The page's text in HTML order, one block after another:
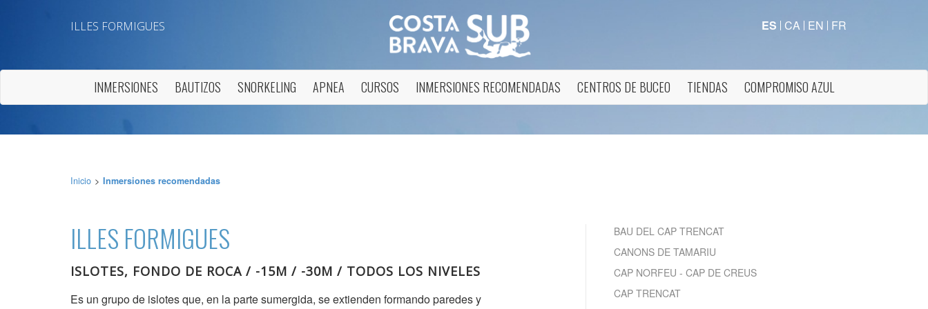
ILLES FORMIGUES ES CA EN FR
INMERSIONES BAUTIZOS SNORKELING APNEA CURSOS INMERSIONES RECOMENDADAS CENTROS DE BUCEO TIENDAS COMPROMISO AZUL
Inicio Inmersiones recomendadas
ILLES FORMIGUES
ISLOTES, FONDO DE ROCA / -15M / -30M / TODOS LOS NIVELES
Es un grupo de islotes que, en la parte sumergida, se extienden formando paredes y
BAU DEL CAP TRENCAT
CANONS DE TAMARIU
CAP NORFEU - CAP DE CREUS
CAP TRENCAT
Este sitio web utiliza Cookies propias para recopilar información con la finalidad de
instalación de las mismas. El usuario tiene la posibilidad de configurar su navegador
pudiendo, si así lo desea, impedir que sean instaladas en su disco duro, aunque
deberá tener en cuenta que dicha acción podrá ocasionar dificultades de navegación